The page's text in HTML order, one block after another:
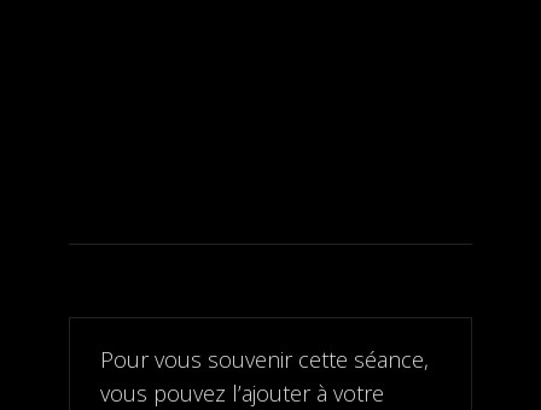
Pour vous souvenir cette séance,
vous pouvez l’ajouter à votre